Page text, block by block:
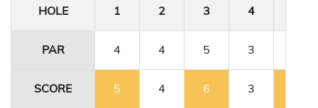
HOLE
1 2 3 4
PAR 4 4 5 3
SCORE 5 4 6 3